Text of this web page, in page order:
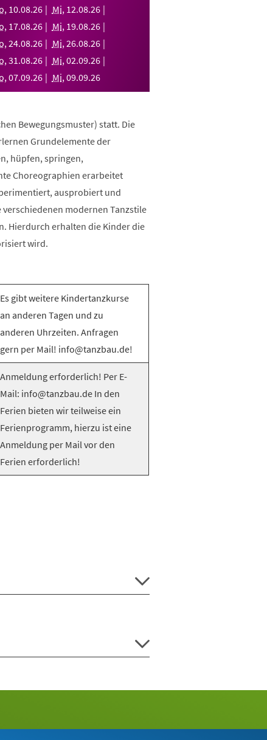
, 10.08.26 Mi, 12.08.26
, 17.08.26 Mi, 19.08.26
,24.08.26 Mi,26.08.26
,31.08.26 Mi,02.09.26
,07.09.26 Mi,09.09.26
Bewegungsmuster) statt. Die
Grundelemente der
hüpfen, springen,
Choreographien erarbeitet
ausprobiert und
modernen Tanzstile
Hierdurch erhalten die Kinder die
wird.
Es gibt weitere Kindertanzkurse
an anderen Tagen und zu
anderen Uhrzeiten. Anfragen
gern per Mail! info@tanzbau.de!
Anmeldung erforderlich! Per E-
Mail: info@tanzbau.de In den
Ferien bieten wir teilweise ein
Ferienprogramm, hierzu ist eine
Anmeldung per Mail vor den
Ferien erforderlich!